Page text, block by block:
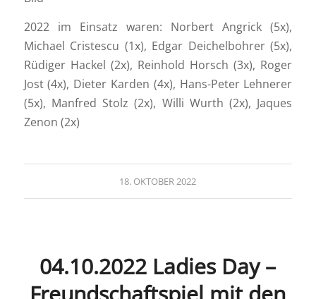
2022 im Einsatz waren: Norbert Angrick (5x),
Michael Cristescu (1x), Edgar Deichelbohrer (5x),
Rüdiger Hackel (2x), Reinhold Horsch (3x), Roger
Jost (4x), Dieter Karden (4x), Hans-Peter Lehnerer
(5x), Manfred Stolz (2x), Willi Wurth (2x), Jaques
Zenon (2x)
18. OKTOBER 2022
04.10.2022 Ladies Day –